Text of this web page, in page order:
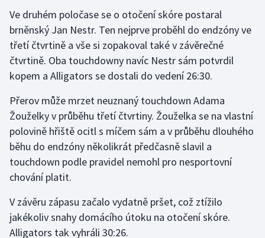
Ve druhém poločase se o otočení skóre postaral
brněnský Jan Nestr. Ten nejprve proběhl do endzóny ve
třetí čtvrtině a vše si zopakoval také v závěrečné
čtvrtině. Oba touchdowny navíc Nestr sám potvrdil
kopem a Alligators se dostali do vedení 26:30.
Přerov může mrzet neuznaný touchdown Adama
Žouželky v průběhu třetí čtvrtiny. Žouželka se na vlastní
polovině hřiště ocitl s míčem sám a v průběhu dlouhého
běhu do endzóny několikrát předčasně slavil a
touchdown podle pravidel nemohl pro nesportovní
chování platit.
V závěru zápasu začalo vydatně pršet, což ztížilo
jakékoliv snahy domácího útoku na otočení skóre.
Alligators tak vyhráli 30:26.